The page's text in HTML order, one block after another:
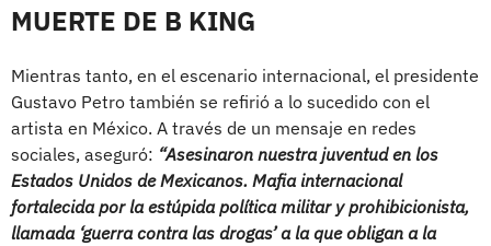
MUERTE DE B KING
Mientras tanto, en el escenario internacional, el presidente
Gustavo Petro también se refirió a lo sucedido con el
artista en México. A través de un mensaje en redes
sociales, aseguró: “Asesinaron nuestra juventud en los
Estados Unidos de Mexicanos. Mafia internacional
fortalecida por la estúpida política militar y prohibicionista,
llamada ‘guerra contra las drogas’ a la que obligan a la